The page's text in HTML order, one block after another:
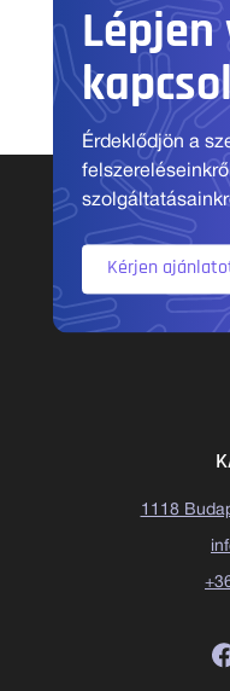
Érdeklődjön a
Kérjen
1118